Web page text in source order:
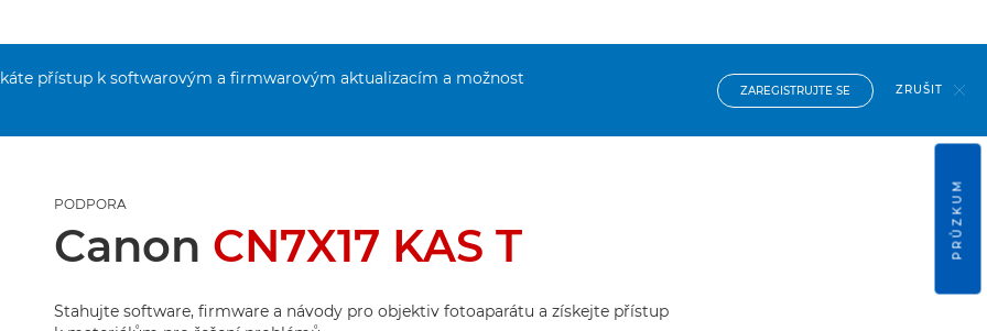
přístup k softwarovým a firmwarovým aktualizacím a možnost
ZAREGISTRUJTE SE ZRUŠIT
PODPORA
Canon CN7X17 KAS T
Stahujte software, firmware a návody pro objektiv fotoaparátu a získejte přístup
PRŮZKUM